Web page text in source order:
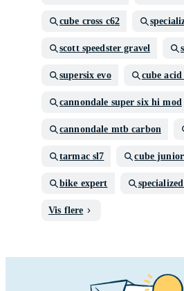
cube cross c62
scott speedster gravel
supersix evo cube acid
cannondale super six hi mod
cannondale mtb carbon
tarmac sl7 cube junior
bike expert
Vis flere